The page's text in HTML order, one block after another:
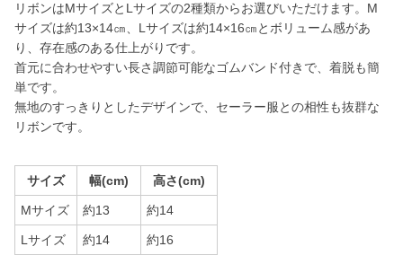
リボンはMサイズとLサイズの2種類からお選びいただけます。M
サイズは約13×14㎝、Lサイズは約14×16㎝とボリューム感があ
り、存在感のある仕上がりです。
首元に合わせやすい長さ調節可能なゴムバンド付きで、着脱も簡
単です。
無地のすっきりとしたデザインで、セーラー服との相性も抜群な
リボンです。
サイズ 幅(cm) 高さ(cm)
Mサイズ 約13 約14
Lサイズ 約14 約16